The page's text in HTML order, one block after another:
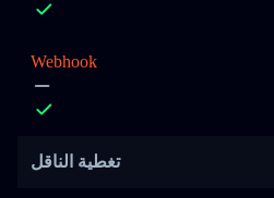
Webhook
تغطية الناقل